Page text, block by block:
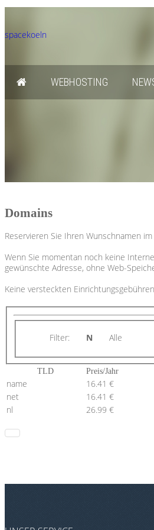
spacekoeln
WEBHOSTING
Domains
Reservieren Sie Ihren Wunschnamen
Wenn Sie momentan noch keine
gewünschte Adresse, ohne Web-
Keine versteckten
Filter: N Alle
TLD Preis/Jahr
name
16.41 €
net
16.41 €
nl
26.99 €